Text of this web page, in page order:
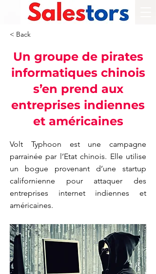
< Back
Un groupe de pirates
informatiques chinois
s’en prend aux
entreprises indiennes
et américaines
Volt Typhoon est une campagne
parrainée par l’Etat chinois. Elle utilise
un bogue provenant d’une startup
californienne pour attaquer des
entreprises internet indiennes et
américaines.